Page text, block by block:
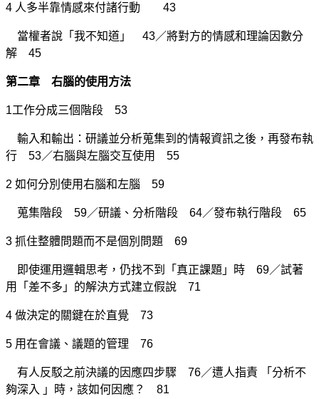
4 人多半靠情感來付諸行動 43
當權者說「我不知道」 43／將對方的情感和理論因數分
解 45
第二章 右腦的使用方法
1工作分成三個階段 53
輸入和輸出：研議並分析蒐集到的情報資訊之後，再發布執
行 53／右腦與左腦交互使用 55
2 如何分別使用右腦和左腦 59
蒐集階段 59／研議、分析階段 64／發布執行階段 65
3 抓住整體問題而不是個別問題 69
即使運用邏輯思考，仍找不到「真正課題」時 69／試著
用「差不多」的解決方式建立假說 71
4 做決定的關鍵在於直覺 73
5 用在會議、議題的管理 76
有人反駁之前決議的因應四步驟 76／遭人指責 「分析不
夠深入 」時，該如何因應？ 81